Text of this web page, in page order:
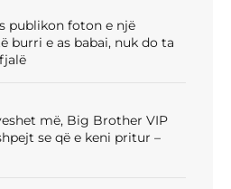
publikon foton e një
burri e as babai, nuk do ta
më, Big Brother VIP
se që e keni pritur –